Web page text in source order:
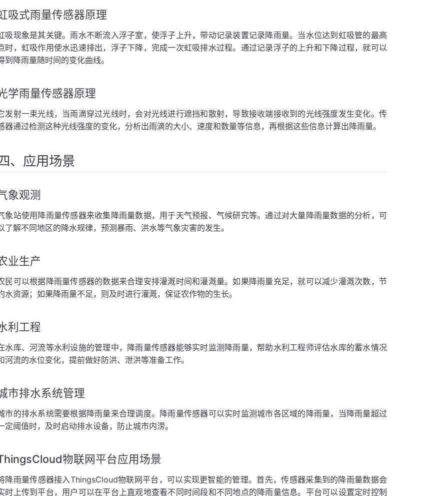
吸式雨量传感器原理
吸现象是其关键。雨水不断流入浮子室，使浮子上升，带动记录装置记录降雨量。当水位达到虹吸管的最高
时，虹吸作用使水迅速排出，浮子下降，完成一次虹吸排水过程。通过记录浮子的上升和下降过程，就可以
到降雨量随时间的变化曲线。
学雨量传感器原理
发射一束光线，当雨滴穿过光线时，会对光线进行遮挡和散射，导致接收端接收到的光线强度发生变化。传
器通过检测这种光线强度的变化，分析出雨滴的大小、速度和数量等信息，再根据这些信息计算出降雨量。
、应用场景
象观测
象站使用降雨量传感器来收集降雨量数据，用于天气预报、气候研究等。通过对大量降雨量数据的分析，可
了解不同地区的降水规律，预测暴雨、洪水等气象灾害的发生。
业生产
民可以根据降雨量传感器的数据来合理安排灌溉时间和灌溉量。如果降雨量充足，就可以减少灌溉次数，节
水资源；如果降雨量不足，则及时进行灌溉，保证农作物的生长。
利工程
水库、河流等水利设施的管理中，降雨量传感器能够实时监测降雨量，帮助水利工程师评估水库的蓄水情况
河流的水位变化，提前做好防洪、泄洪等准备工作。
市排水系统管理
市的排水系统需要根据降雨量来合理调度。降雨量传感器可以实时监测城市各区域的降雨量，当降雨量超过
定阈值时，及时启动排水设备，防止城市内涝。
物联网平台应用场景
降雨量传感器接入ThingsCloud物联网平台，可以实现更智能的管理。首先，传感器采集到的降雨量数据会
时上传到平台，用户可以在平台上直观地查看不同时间段和不同地点的降雨量信息。平台可以设置定时控制